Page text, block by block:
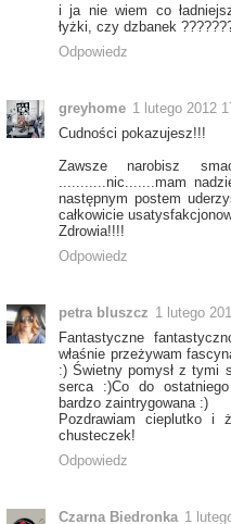
i ja nie wiem co
łyżki, czy dzbanek
Odpowiedz
greyhome 1 lutego 2012
Cudności pokazujesz!!!
Zawsze narobisz
...........nic.......mam
następnym postem
całkowicie
Zdrowia!!!!
Odpowiedz
petra bluszcz 1 lutego
Fantastyczne
właśnie przeżywam
:) Świetny pomysł z tymi
serca :)Co do
bardzo zaintrygowana :)
Pozdrawiam cieplutko i
chusteczek!
Odpowiedz
Czarna Biedronka 1